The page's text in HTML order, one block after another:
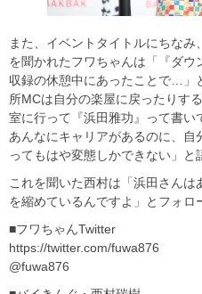
また、イベントタイトルにちな
を聞かれたフワちゃんは「『ダ
収録の休憩中にあったことで…」
所MCは自分の楽屋に戻ったりす
室に行って『浜田雅功』って書い
あんなにキャリアがあるのに、自
ってもはや変態しかできない」と
これを聞いた西村は「浜田さん
を縮めているんですよ」とフォロ
■フワちゃんTwitter
https://twitter.com/fuwa876
@fuwa876